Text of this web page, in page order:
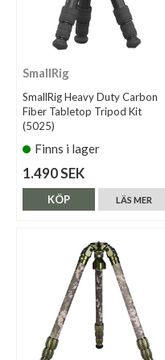
SmallRig
SmallRig Heavy Duty Carbon
Fiber Tabletop Tripod Kit
(5025)
Finns i lager
1.490 SEK
LÄS MER
KÖP